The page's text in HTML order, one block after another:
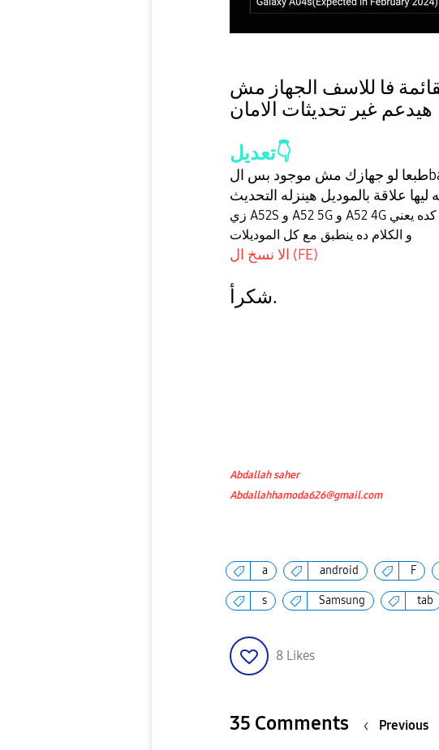
فا للاسف الجهاز مش
تعديل👇
الا نسخ ال (FE)
شكرأ.
Abdallah saher
Abdallahhamoda626@gmail.com
a android F
s Samsung tab
8 Likes
35 Comments Previous